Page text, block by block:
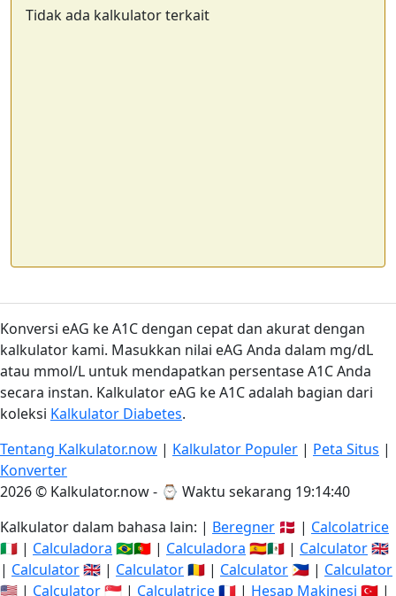
Tidak ada kalkulator terkait
Konversi eAG ke A1C dengan cepat dan akurat dengan
kalkulator kami. Masukkan nilai eAG Anda dalam mg/dL
atau mmol/L untuk mendapatkan persentase A1C Anda
secara instan. Kalkulator eAG ke A1C adalah bagian dari
koleksi Kalkulator Diabetes.
Tentang Kalkulator.now | Kalkulator Populer | Peta Situs |
Konverter
2026 © Kalkulator.now - ⌚ Waktu sekarang 19:14:40
Kalkulator dalam bahasa lain: | Beregner 🇩🇰 | Calcolatrice
🇮🇹 | Calculadora 🇧🇷🇵🇹 | Calculadora 🇪🇸🇲🇽 | Calculator🇬🇧
| Calculator🇬🇧 | Calculator🇷🇴 | Calculator 🇵🇭 | Calculator
🇺🇸 | Calculator🇸🇬 | Calculatrice🇫🇷 | Hesap Makinesi 🇹🇷 |